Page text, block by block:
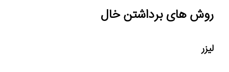
روش های برداشتن خال
لیزر